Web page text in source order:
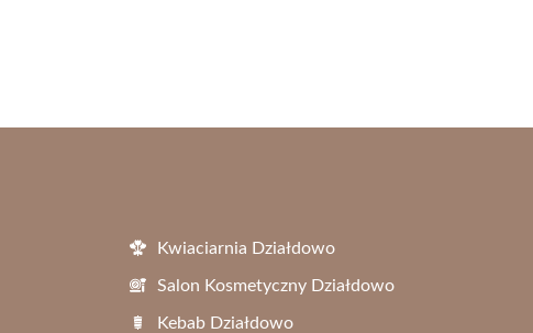
Kwiaciarnia Działdowo
Salon Kosmetyczny Działdowo
Kebab Działdowo